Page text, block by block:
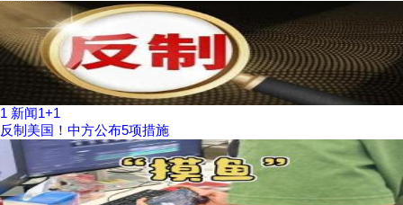
1 新闻1+1
反制美国！中方公布5项措施